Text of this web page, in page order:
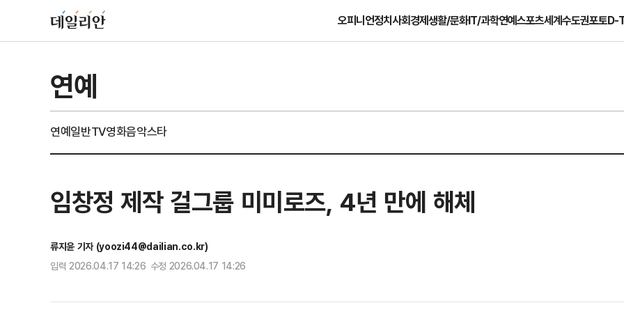
오피니언정치사회경제생활/문화IT/과학연예스포츠세계수도권포토D-
연예
연예일반TV영화음악스타
임창정 제작 걸그룹 미미로즈, 4년 만에 해체
류지윤 기자 (yoozi44@dailian.co.kr)
입력 2026.04.17 14:26 수정 2026.04.17 14:26